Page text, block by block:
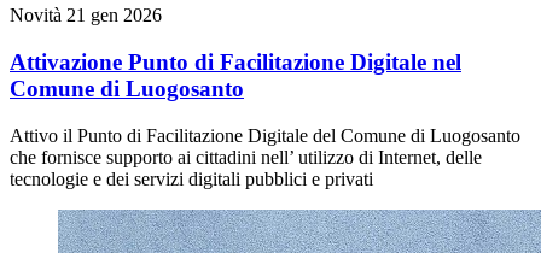
Novità 21 gen 2026
Attivazione Punto di Facilitazione Digitale nel
Comune di Luogosanto
Attivo il Punto di Facilitazione Digitale del Comune di Luogosanto
che fornisce supporto ai cittadini nell’ utilizzo di Internet, delle
tecnologie e dei servizi digitali pubblici e privati